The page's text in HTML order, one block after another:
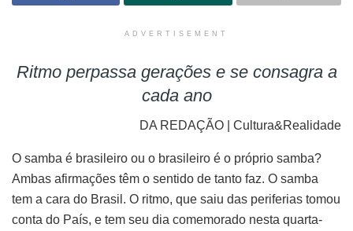
ADVERTISEMENT
Ritmo perpassa gerações e se consagra a
cada ano
DA REDAÇÃO | Cultura&Realidade
O samba é brasileiro ou o brasileiro é o próprio samba?
Ambas afirmações têm o sentido de tanto faz. O samba
tem a cara do Brasil. O ritmo, que saiu das periferias tomou
conta do País, e tem seu dia comemorado nesta quarta-